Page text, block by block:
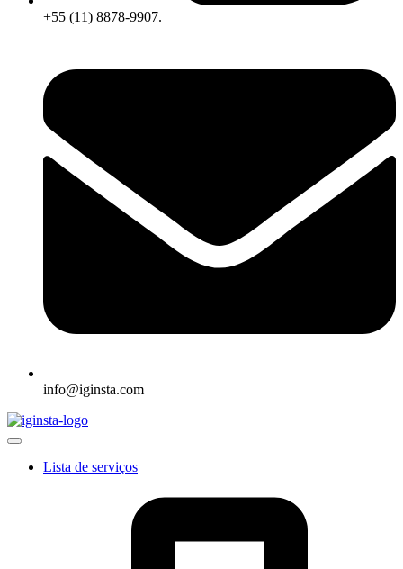
+55 (11) 8878-9907.
info@iginsta.com
Lista de serviços